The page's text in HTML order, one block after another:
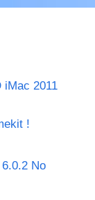
iMac 2011
!
No